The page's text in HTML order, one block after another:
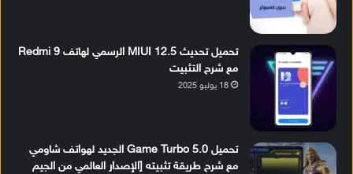
تحميل تحديث MIUI 12.5 الرسمي لهاتف Redmi 9
مع شرح التثبيت
18 يوليو 2025
تحميل Game Turbo 5.0 الجديد لهواتف شاومي
مع شرح طريقة تثبيته [الإصدار العالمي من الجيم